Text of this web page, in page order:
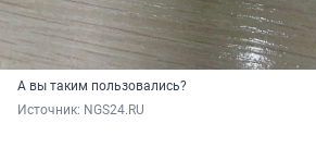
А вы таким пользовались?
Источник: NGS24.RU